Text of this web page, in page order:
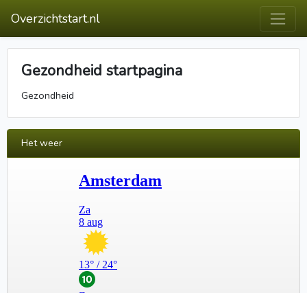
Overzichtstart.nl
Gezondheid startpagina
Gezondheid
Het weer